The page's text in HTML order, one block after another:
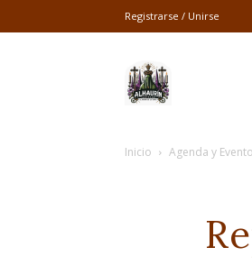
Registrarse / Unirse
Inicio Agenda y